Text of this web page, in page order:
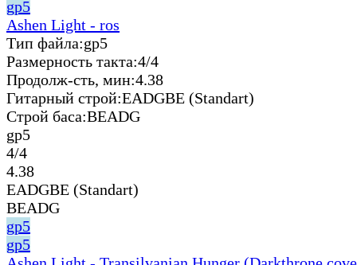
gp5
Ashen Light - ros
Тип файла:gp5
Размерность такта:4/4
Продолж-сть, мин:4.38
Гитарный строй:EADGBE (Standart)
Строй баса:BEADG
gp5
4/4
4.38
EADGBE (Standart)
BEADG
gp5
gp5